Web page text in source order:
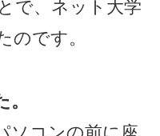
で、ネット大学
のです。